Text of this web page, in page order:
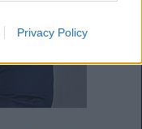
Privacy Policy